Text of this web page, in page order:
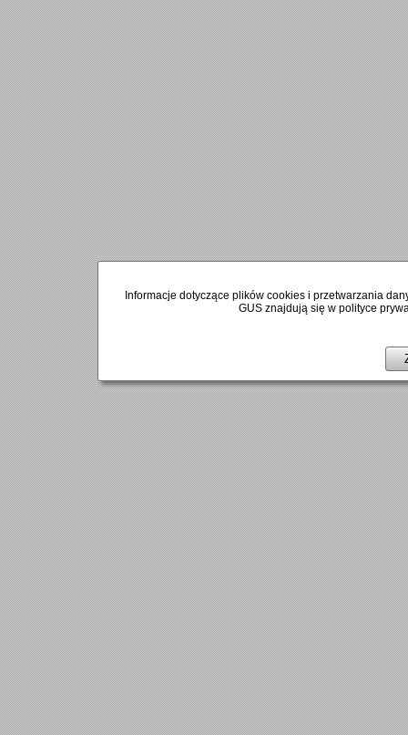
Informacje dotyczące plików cookies i przetwarzania
GUS znajdują się w polityce